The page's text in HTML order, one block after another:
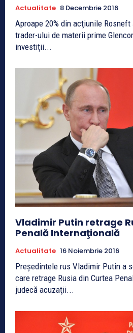
Actualitate 8 Decembrie 2016
Aproape 20% din acţiunile
trader-ului de materii prime
investiţii...
Vladimir Putin retrage
Penală Internaţională
Actualitate 16 Noiembrie 2016
Preşedintele rus Vladimir Putin a
care retrage Rusia din Curtea
judecă acuzaţii...